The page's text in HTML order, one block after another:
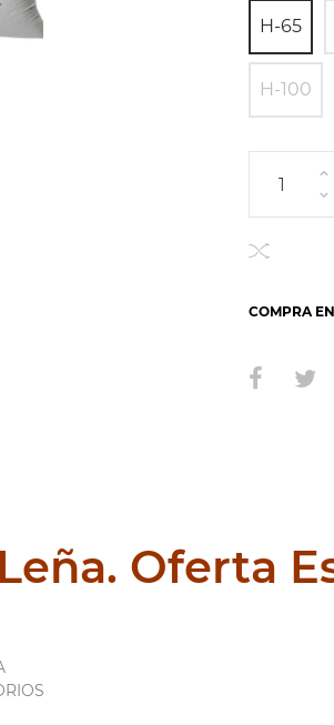
H-65
H-100
COMPRA
Oferta